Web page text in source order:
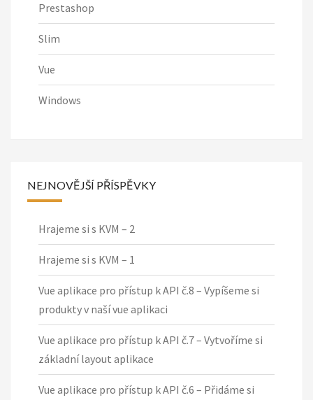
Prestashop
Slim
Vue
Windows
NEJNOVĚJŠÍ PŘÍSPĚVKY
Hrajeme si s KVM – 2
Hrajeme si s KVM – 1
Vue aplikace pro přístup k API č.8 – Vypíšeme si
produkty v naší vue aplikaci
Vue aplikace pro přístup k API č.7 – Vytvoříme si
základní layout aplikace
Vue aplikace pro přístup k API č.6 – Přidáme si